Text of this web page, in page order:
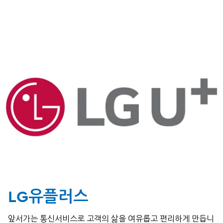
LG유플러스
앞서가는 통신서비스로 고객의 삶을 여유롭고 편리하게 만듭니